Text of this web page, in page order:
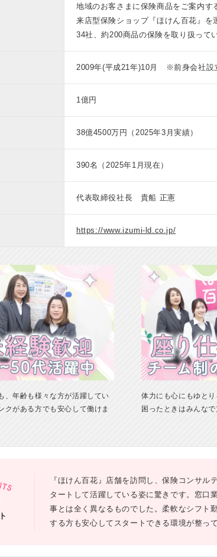
地域のお客さまに保険商品をご案内す
来店型保険ショップ『ほけん百花』を
34社、約200商品の保険を取り扱って
2009年(平成21年)10月 ※前身会社設
1億円
38億4500万円（2025年3月実績）
390名（2025年1月現在）
代表取締役社長 貴船 正憲
https://www.izumi-ld.co.jp/
、年齢も様々な方が活躍してい
クがある方でも安心して働けま
体力にも心にもゆとり
困ったときはみんな
『ほけん百花』店舗を訪問し、保険コンサ
タートして活躍している姿に驚きです。窓口
事とは全く異なるものでした。柔軟なシフト
する方も安心してスタートできる環境が整っ